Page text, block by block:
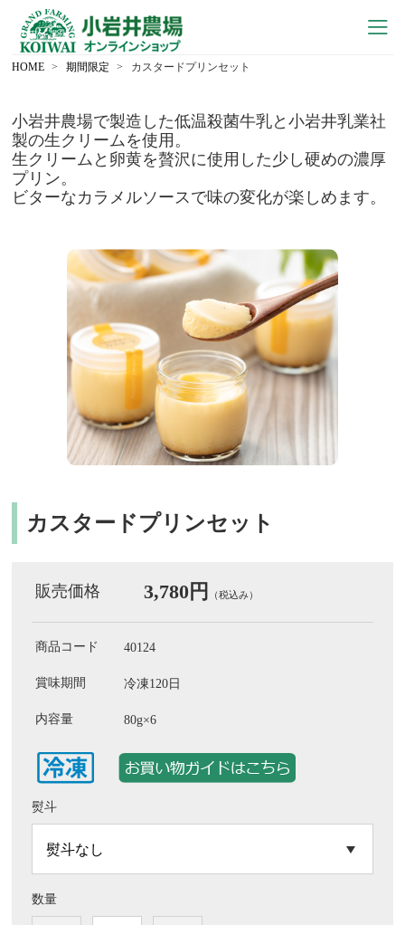
HOME 期間限定 カスタードプリンセット
小岩井農場で製造した低温殺菌牛乳と小岩井乳業社
製の生クリームを使用。
生クリームと卵黄を贅沢に使用した少し硬めの濃厚
プリン。
ビターなカラメルソースで味の変化が楽しめます。
カスタードプリンセット
販売価格 3,780円 （税込み）
商品コード 40124
賞味期間 冷凍120日
内容量 80g×6
熨斗
数量